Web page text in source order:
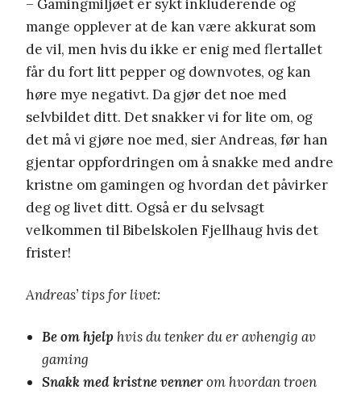
– Gamingmiljøet er sykt inkluderende og
mange opplever at de kan være akkurat som
de vil, men hvis du ikke er enig med flertallet
får du fort litt pepper og downvotes, og kan
høre mye negativt. Da gjør det noe med
selvbildet ditt. Det snakker vi for lite om, og
det må vi gjøre noe med, sier Andreas, før han
gjentar oppfordringen om å snakke med andre
kristne om gamingen og hvordan det påvirker
deg og livet ditt. Også er du selvsagt
velkommen til Bibelskolen Fjellhaug hvis det
frister!
Andreas’ tips for livet:
Be om hjelp hvis du tenker du er avhengig av
gaming
Snakk med kristne vennerom hvordan troen